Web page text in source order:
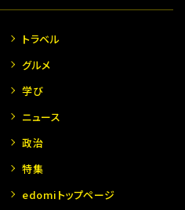
トラベル
グルメ
学び
ニュース
政治
特集
edomiトップページ